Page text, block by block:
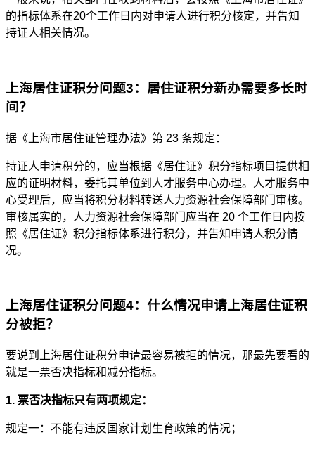
的指标体系在20个工作日内对申请人进行积分核定，并告知
持证人相关情况。
上海居住证积分问题3：居住证积分新办需要多长时
间？
据《上海市居住证管理办法》第 23 条规定：
持证人申请积分的，应当根据《居住证》积分指标项目提供相
应的证明材料，委托其单位到人才服务中心办理。人才服务中
心受理后，应当将积分材料转送人力资源社会保障部门审核。
审核属实的，人力资源社会保障部门应当在 20 个工作日内按
照《居住证》积分指标体系进行积分，并告知申请人积分情
况。
上海居住证积分问题4：什么情况申请上海居住证积
分被拒？
要说到上海居住证积分申请最容易被拒的情况，那最先要看的
就是一票否决指标和减分指标。
1. 票否决指标只有两项规定：
规定一：不能有违反国家计划生育政策的情况；